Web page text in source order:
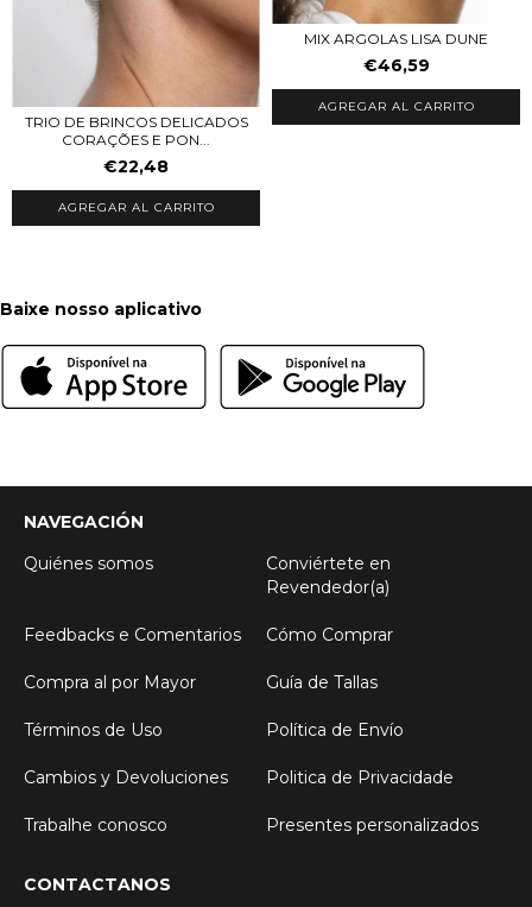
TRIO DE BRINCOS DELICADOS
CORAÇÕES E PON...
€22,48
AGREGAR AL CARRITO
MIX ARGOLAS LISA DUNE
€46,59
AGREGAR AL CARRITO
Baixe nosso aplicativo
NAVEGACIÓN
Quiénes somos
Conviértete en
Revendedor(a)
Feedbacks e Comentarios Cómo Comprar
Compra al por Mayor Guía de Tallas
Términos de Uso Política de Envío
Cambios y Devoluciones Politica de Privacidade
Trabalhe conosco Presentes personalizados
CONTACTANOS